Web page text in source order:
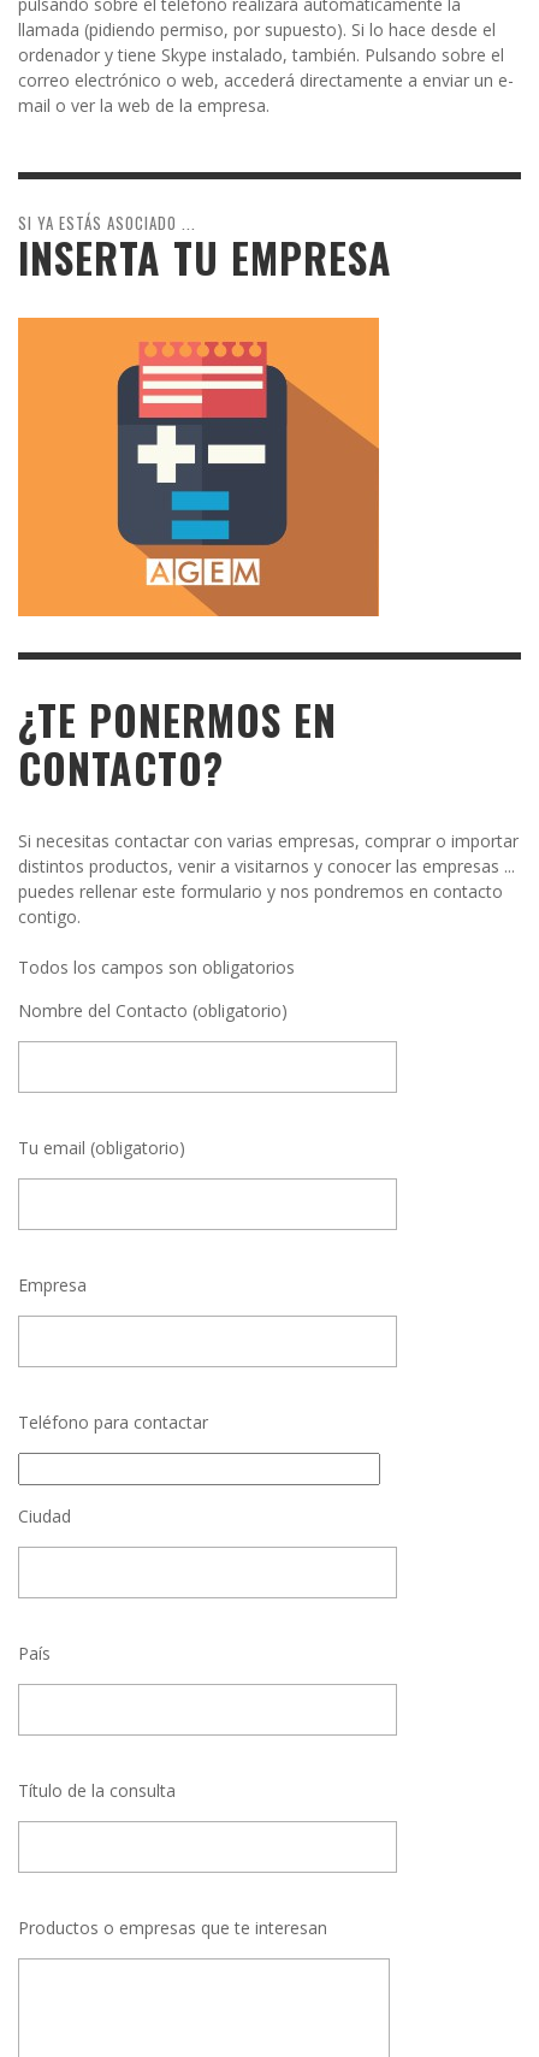
llamada (pidiendo permiso, por supuesto). Si lo hace desde el
ordenador y tiene Skype instalado, también. Pulsando sobre el
correo electrónico o web, accederá directamente a enviar un e-
mail o ver la web de la empresa.
SI YA ESTÁS ASOCIADO ...
INSERTA TU EMPRESA
¿TE PONERMOS EN
CONTACTO?
Si necesitas contactar con varias empresas, comprar o importar
distintos productos, venir a visitarnos y conocer las empresas ...
puedes rellenar este formulario y nos pondremos en contacto
contigo.
Todos los campos son obligatorios
Nombre del Contacto (obligatorio)
Tu email (obligatorio)
Empresa
Teléfono para contactar
Ciudad
País
Título de la consulta
Productos o empresas que te interesan